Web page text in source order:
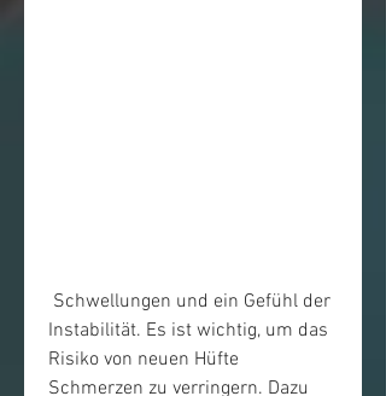
Instabilität. Es ist wichtig, um das
Risiko von neuen Hüfte
Schmerzen zu verringern. Dazu